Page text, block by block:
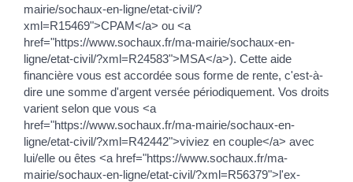
mairie/sochaux-en-ligne/etat-civil/?
xml=R15469">CPAM</a> ou <a
href="https://www.sochaux.fr/ma-mairie/sochaux-en-
ligne/etat-civil/?xml=R24583">MSA</a>). Cette aide
financière vous est accordée sous forme de rente, c'est-à-
dire une somme d'argent versée périodiquement. Vos droits
varient selon que vous <a
href="https://www.sochaux.fr/ma-mairie/sochaux-en-
ligne/etat-civil/?xml=R42442">viviez en couple</a> avec
lui/elle ou êtes <a href="https://www.sochaux.fr/ma-
mairie/sochaux-en-ligne/etat-civil/?xml=R56379">l'ex-